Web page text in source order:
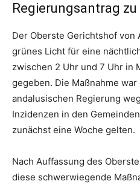
Regierungsantrag zu
Der Oberste Gerichtshof von
grünes Licht für eine
zwischen 2 Uhr und 7 Uhr in
gegeben. Die Maßnahme war
andalusischen Regierung
Inzidenzen in den
zunächst eine Woche gelten.
Nach Auffassung des
diese schwerwiegende